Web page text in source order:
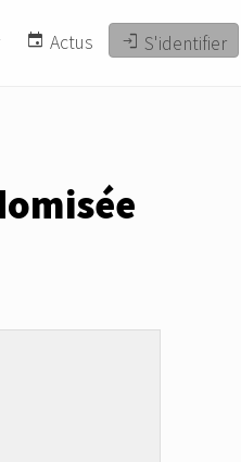
event Actus login S'identifier